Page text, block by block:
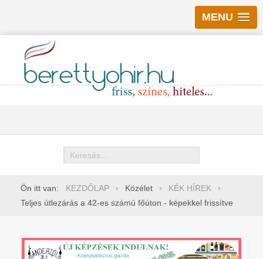
MENU
Keresés
Ön itt van: KEZDŐLAP Közélet
KÉK HÍREK
Teljes útlezárás a 42-es számú főúton - képekkel frissítve